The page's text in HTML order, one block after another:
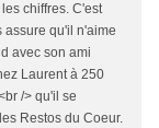
chiffres. C'est
assure qu'il n'aime
avec son ami
Laurent à 250
/> qu'il se
Restos du Coeur.